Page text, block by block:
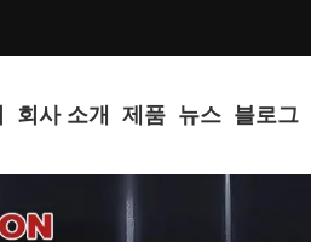
회사 소개 제품 뉴스 블로그